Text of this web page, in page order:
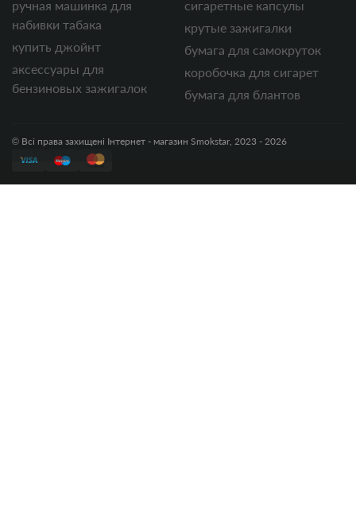
ручная машинка для
набивки табака
купить джойнт
аксессуары для
бензиновых зажигалок
сигаретные капсулы
крутые зажигалки
бумага для самокруток
коробочка для сигарет
бумага для блантов
© Всі права захищені Інтернет - магазин Smokstar, 2023 - 2026